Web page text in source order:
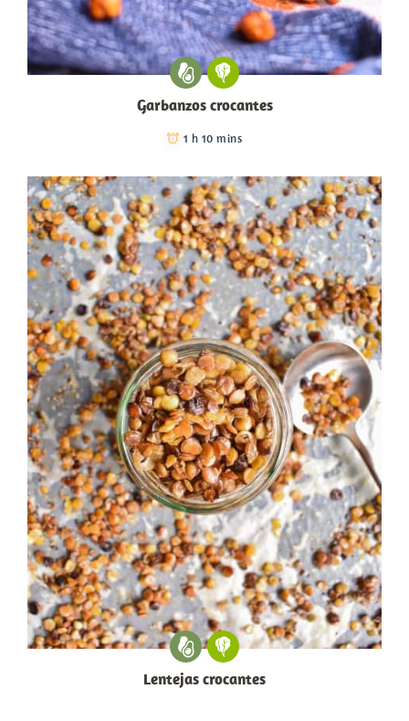
Garbanzos crocantes
1 h 10 mins
Lentejas crocantes